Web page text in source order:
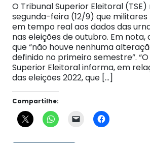
O Tribunal Superior Eleitoral
segunda-feira (12/9) que
em tempo real aos dados das
nas eleições de outubro. Em
que “não houve nenhuma
definido no primeiro semestre”.
Superior Eleitoral informa, em
das eleições 2022, que […]
Compartilhe: